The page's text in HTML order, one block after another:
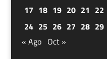
17 18 19 20 21 22
24 25 26 27 28 29
« Ago Oct »